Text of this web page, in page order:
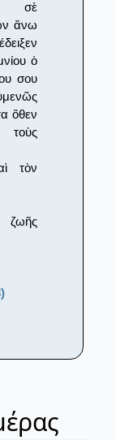
σὲ
ἄνω
ὁ
σου
ὅθεν
τὸν
ζωῆς